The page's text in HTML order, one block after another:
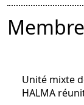
Unité mixte
HALMA